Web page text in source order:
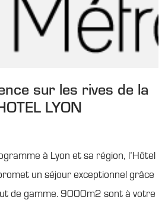
sur les rives de la
LYON
à Lyon et sa région, l’Hôtel
un séjour exceptionnel grâce
de gamme. 9000m2 sont à votre